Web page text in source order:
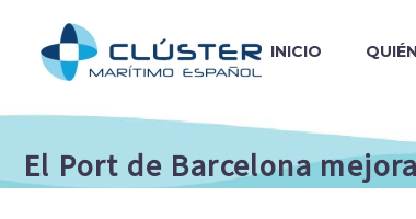
INICIO
El Port de Barcelona